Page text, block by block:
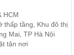
HCM
thấp tầng, Khu đô thị
Mai, TP Hà Nội
tận nơi